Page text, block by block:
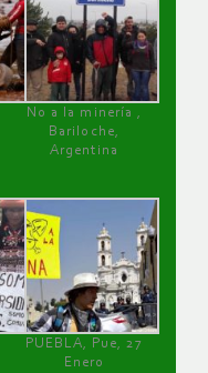
No a la minería ,
Bariloche,
Argentina
PUEBLA, Pue, 27
Enero